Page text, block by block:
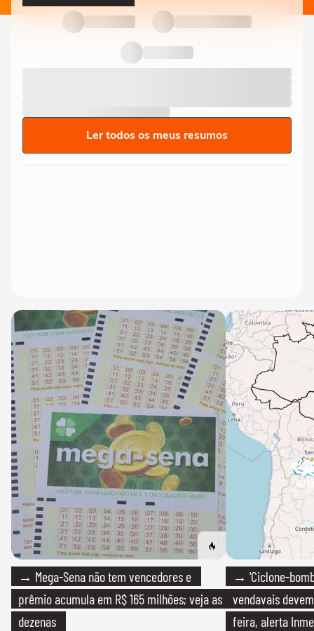
Ler todos os meus resumos
→ Mega-Sena não tem vencedores e
prêmio acumula em R$ 165 milhões; veja as
dezenas
→ 'Ciclone-
vendavais
feira, alerta